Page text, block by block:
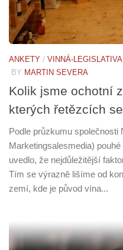
ANKETY / VINNÁ-LEGISLATIVA
BY MARTIN SEVERA
Kolik jsme ochotní
kterých řetězcích
Podle průzkumu společnosti
Marketingsalesmedia)
uvedlo, že nejdůležitější
Tím se výrazně lišíme od
zemí, kde je původ vína...